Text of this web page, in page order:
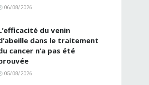
06/08/2026
du venin
dans le traitement
cancer n’a pas été
05/08/2026